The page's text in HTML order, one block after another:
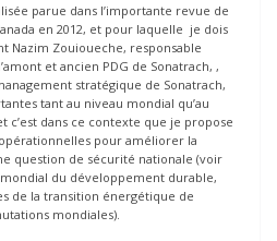
parue dans l’importante revue de
en 2012, et pour laquelle je dois
Nazim Zouioueche, responsable
et ancien PDG de Sonatrach, ,
stratégique de Sonatrach,
tant au niveau mondial qu’au
c’est dans ce contexte que je propose
pour améliorer la
question de sécurité nationale (voir
du développement durable,
de la transition énergétique de
mondiales).